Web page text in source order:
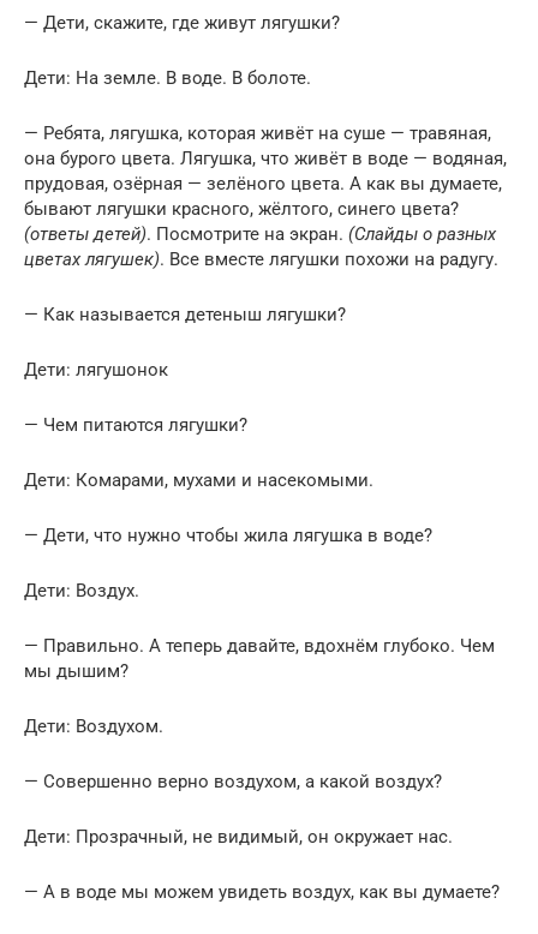
— Дети, скажите, где живут лягушки?
Дети: На земле. В воде. В болоте.
— Ребята, лягушка, которая живёт на суше — травяная,
она бурого цвета. Лягушка, что живёт в воде — водяная,
прудовая, озёрная — зелёного цвета. А как вы думаете,
бывают лягушки красного, жёлтого, синего цвета?
(ответы детей). Посмотрите на экран. (Слайды о разных
цветах лягушек). Все вместе лягушки похожи на радугу.
— Как называется детеныш лягушки?
Дети: лягушонок
— Чем питаются лягушки?
Дети: Комарами, мухами и насекомыми.
— Дети, что нужно чтобы жила лягушка в воде?
Дети: Воздух.
— Правильно. А теперь давайте, вдохнём глубоко. Чем
мы дышим?
Дети: Воздухом.
— Совершенно верно воздухом, а какой воздух?
Дети: Прозрачный, не видимый, он окружает нас.
— А в воде мы можем увидеть воздух, как вы думаете?